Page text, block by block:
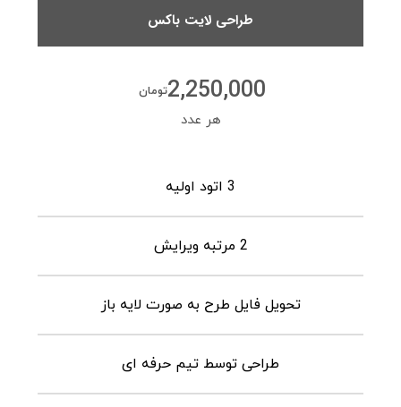
طراحی لایت باکس
تومان2,250,000
هر عدد
3 اتود اولیه
2 مرتبه ویرایش
تحویل فایل طرح به صورت لایه باز
طراحی توسط تیم حرفه ای